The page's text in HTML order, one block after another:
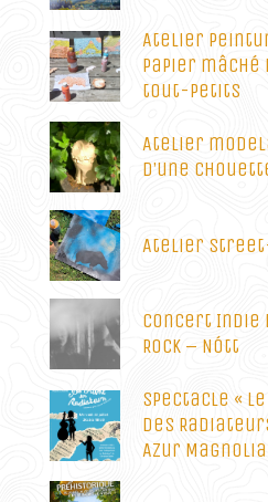
Atelier
papier mâché
tout-petits
Atelier
d’une
Atelier
Concert Indie
Rock – Nótt
Spectacle «
des
Azur Magnolia